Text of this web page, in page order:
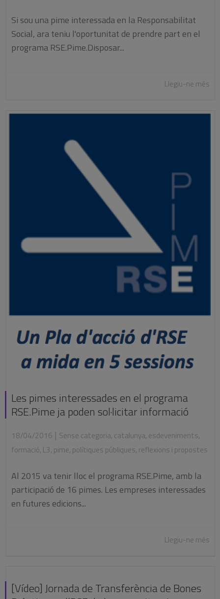
Si sou una pime interessada en la Responsabilitat
Social, ara teniu l'oportunitat de prendre part en el
programa RSE.Pime.Disposar...
Llegiu-ne més
Les pimes interessades en el programa
RSE.Pime ja poden sol·licitar informació
18/04/2016 | Sense categoria, catalunya, esdeveniments,
formació, L3, pime, polítiques públiques, reflexions i propostes
Al 2015 va tenir lloc el programa RSE.Pime, amb la
participació de 16 pimes. Les empreses interessades
en futures edicions...
Llegiu-ne més
[Vídeo] Jornada de Transferència de Bones